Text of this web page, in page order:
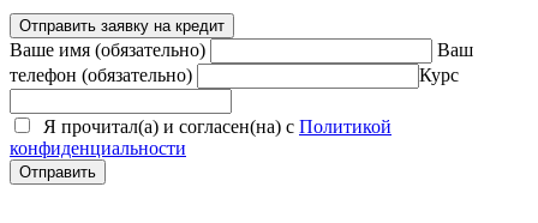
Отправить заявку на кредит
Ваше имя (обязательно)
Ваш
телефон (обязательно)
Курс
Я прочитал(а) и согласен(на) с Политикой
конфиденциальности